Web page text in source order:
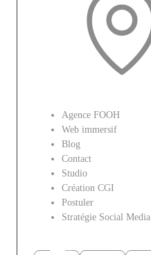
Agence FOOH
Web immersif
Blog
Contact
Studio
Création CGI
Postuler
Stratégie Social Media